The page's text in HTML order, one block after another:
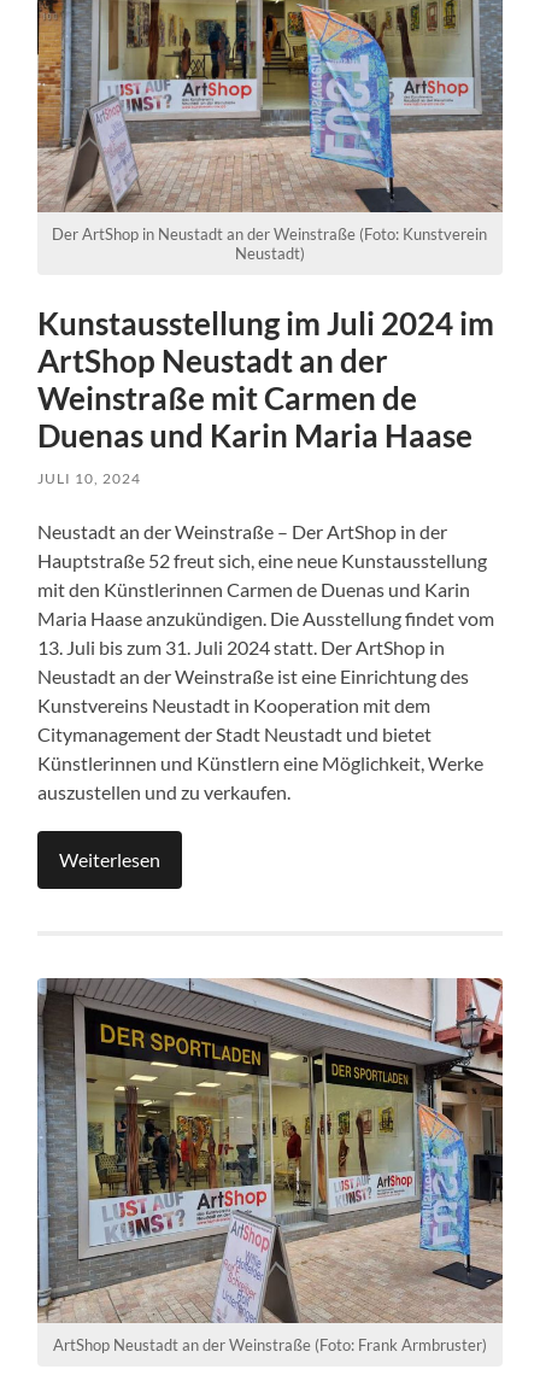
Der ArtShop in Neustadt an der Weinstraße (Foto: Kunstverein
Neustadt)
Kunstausstellung im Juli 2024 im
ArtShop Neustadt an der
Weinstraße mit Carmen de
Duenas und Karin Maria Haase
JULI 10, 2024
Neustadt an der Weinstraße – Der ArtShop in der
Hauptstraße 52 freut sich, eine neue Kunstausstellung
mit den Künstlerinnen Carmen de Duenas und Karin
Maria Haase anzukündigen. Die Ausstellung findet vom
13. Juli bis zum 31. Juli 2024 statt. Der ArtShop in
Neustadt an der Weinstraße ist eine Einrichtung des
Kunstvereins Neustadt in Kooperation mit dem
Citymanagement der Stadt Neustadt und bietet
Künstlerinnen und Künstlern eine Möglichkeit, Werke
auszustellen und zu verkaufen.
Weiterlesen
ArtShop Neustadt an der Weinstraße (Foto: Frank Armbruster)